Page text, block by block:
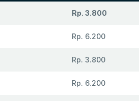
Rp. 3.800
Rp. 6.200
Rp. 3.800
Rp. 6.200